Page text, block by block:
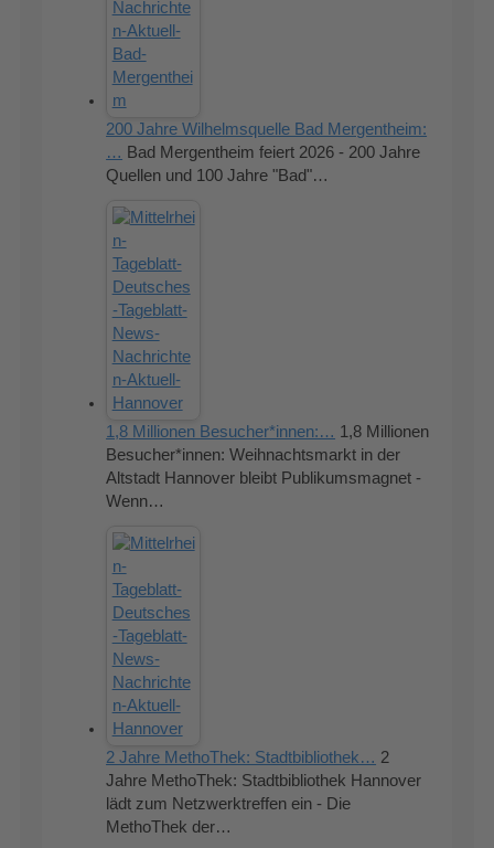
200 Jahre Wilhelmsquelle Bad Mergentheim:
… Bad Mergentheim feiert 2026 - 200 Jahre
Quellen und 100 Jahre "Bad"…
1,8 Millionen Besucher*innen:… 1,8 Millionen
Besucher*innen: Weihnachtsmarkt in der
Altstadt Hannover bleibt Publikumsmagnet -
Wenn…
2 Jahre MethoThek: Stadtbibliothek… 2
Jahre MethoThek: Stadtbibliothek Hannover
lädt zum Netzwerktreffen ein - Die
MethoThek der…